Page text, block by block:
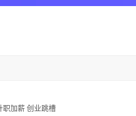
职加薪 创业跳槽